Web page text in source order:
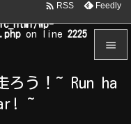
wp-
on line 2225
ろう！~ Run ha
~


メニュ
 RSS Feedly